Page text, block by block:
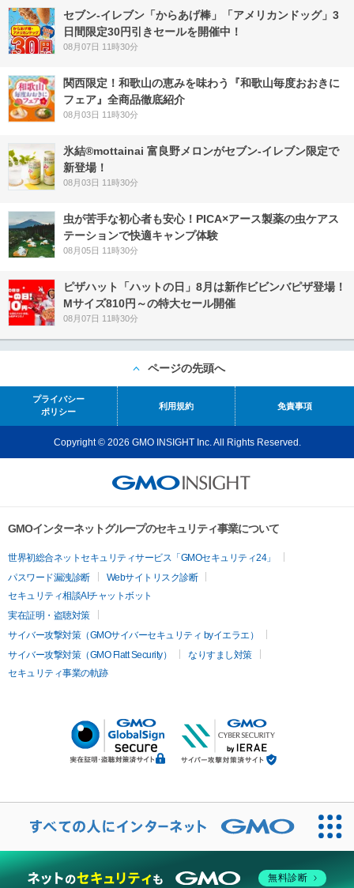
セブン‐イレブン「からあげ棒」「アメリカンドッグ」3
日間限定30円引きセールを開催中！
08月07日 11時30分
関西限定！和歌山の恵みを味わう『和歌山毎度おおきに
フェア』全商品徹底紹介
08月03日 11時30分
氷結®mottainai 富良野メロンがセブン‐イレブン限定で
新登場！
08月03日 11時30分
虫が苦手な初心者も安心！PICA×アース製薬の虫ケアス
テーションで快適キャンプ体験
08月05日 11時30分
ピザハット「ハットの日」8月は新作ビビンバピザ登場！
Mサイズ810円～の特大セール開催
08月07日 11時30分
ページの先頭へ
プライバシー
ポリシー
利用規約 免責事項
Copyright © 2026 GMO INSIGHT Inc. All Rights Reserved.
GMOインターネットグループのセキュリティ事業について
世界初総合ネットセキュリティサービス「GMOセキュリティ24」
パスワード漏洩診断
Webサイトリスク診断
セキュリティ相談AIチャットボット
実在証明・盗聴対策
サイバー攻撃対策（GMOサイバーセキュリティ byイエラエ）
サイバー攻撃対策（GMO Flatt Security）
なりすまし対策
セキュリティ事業の軌跡
無料診断